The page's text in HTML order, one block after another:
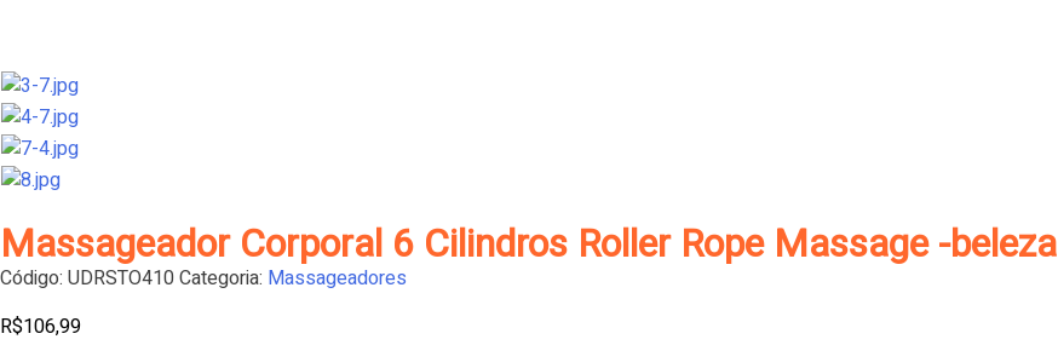
Massageador Corporal 6 Cilindros Roller Rope Massage -beleza
Código: UDRSTO410Categoria: Massageadores
R$106,99